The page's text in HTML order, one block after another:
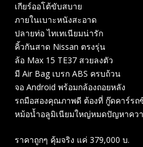
เกียร์ออโต้ขับสบาย
ภายในเบาะหนังสะอาด
ปลายท่อ ไทเทเนียมน่ารัก
คิ้วกันสาด Nissan ตรงรุ่น
ล้อ Max 15 TE37 สวยลงตัว
มี Air Bag เบรก ABS ครบถ้วน
จอ Android พร้อมกล้องถอยหลัง
รถมือสองคุณภาพดี ต้องที่ กู๊ดคาร์รถ
หม้อน้ำอลูมิเนียมใหญ่หมดปัญหาคว
ราคาถูกๆ คุ้มจริง แค่ 379,000 บ.